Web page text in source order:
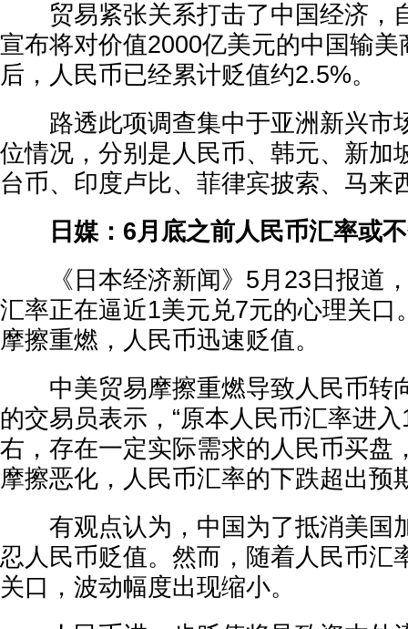
贸易紧张关系打击了中国经济，
宣布将对价值2000亿美元的中国输
后，人民币已经累计贬值约2.5%。
路透此项调查集中于亚洲新兴市
位情况，分别是人民币、韩元、新加
台币、印度卢比、菲律宾披索、马来
日媒：6月底之前人民币汇率或不
《日本经济新闻》5月23日报道，
汇率正在逼近1美元兑7元的心理关口
摩擦重燃，人民币迅速贬值。
中美贸易摩擦重燃导致人民币转
的交易员表示，“原本人民币汇率进
右，存在一定实际需求的人民币买盘
摩擦恶化，人民币汇率的下跌超出预
有观点认为，中国为了抵消美国
忍人民币贬值。然而，随着人民币汇
关口，波动幅度出现缩小。